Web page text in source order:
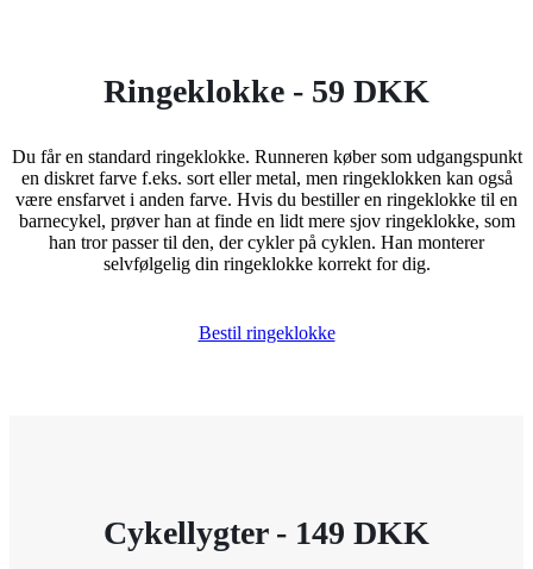
Ringeklokke - 59 DKK
Du får en standard ringeklokke. Runneren køber som udgangspunkt
en diskret farve f.eks. sort eller metal, men ringeklokken kan også
være ensfarvet i anden farve. Hvis du bestiller en ringeklokke til en
barnecykel, prøver han at finde en lidt mere sjov ringeklokke, som
han tror passer til den, der cykler på cyklen. Han monterer
selvfølgelig din ringeklokke korrekt for dig.
Bestil ringeklokke
Cykellygter - 149 DKK